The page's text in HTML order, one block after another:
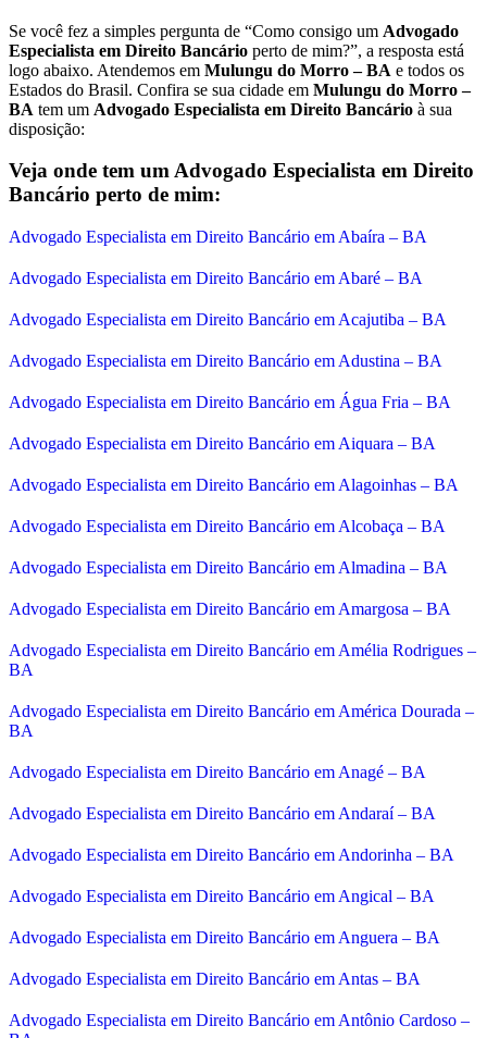
Se você fez a simples pergunta de “Como consigo um Advogado
Especialista em Direito Bancário perto de mim?”, a resposta está
logo abaixo. Atendemos em Mulungu do Morro – BA e todos os
Estados do Brasil. Confira se sua cidade em Mulungu do Morro –
BA tem um Advogado Especialista em Direito Bancário à sua
disposição:
Veja onde tem um Advogado Especialista em Direito
Bancário perto de mim:
Advogado Especialista em Direito Bancário em Abaíra – BA
Advogado Especialista em Direito Bancário em Abaré – BA
Advogado Especialista em Direito Bancário em Acajutiba – BA
Advogado Especialista em Direito Bancário em Adustina – BA
Advogado Especialista em Direito Bancário em Água Fria – BA
Advogado Especialista em Direito Bancário em Aiquara – BA
Advogado Especialista em Direito Bancário em Alagoinhas – BA
Advogado Especialista em Direito Bancário em Alcobaça – BA
Advogado Especialista em Direito Bancário em Almadina – BA
Advogado Especialista em Direito Bancário em Amargosa – BA
Advogado Especialista em Direito Bancário em Amélia Rodrigues –
BA
Advogado Especialista em Direito Bancário em América Dourada –
BA
Advogado Especialista em Direito Bancário em Anagé – BA
Advogado Especialista em Direito Bancário em Andaraí – BA
Advogado Especialista em Direito Bancário em Andorinha – BA
Advogado Especialista em Direito Bancário em Angical – BA
Advogado Especialista em Direito Bancário em Anguera – BA
Advogado Especialista em Direito Bancário em Antas – BA
Advogado Especialista em Direito Bancário em Antônio Cardoso –